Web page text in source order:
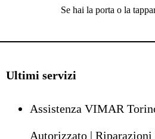
Se hai la porta o la
Ultimi servizi
Assistenza VIMAR
Autorizzato | Riparazioni